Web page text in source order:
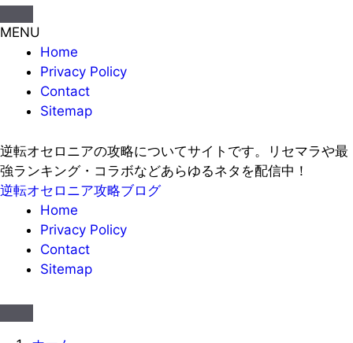
MENU
Home
Privacy Policy
Contact
Sitemap
逆転オセロニアの攻略についてサイトです。リセマラや最
強ランキング・コラボなどあらゆるネタを配信中！
逆転オセロニア攻略ブログ
Home
Privacy Policy
Contact
Sitemap